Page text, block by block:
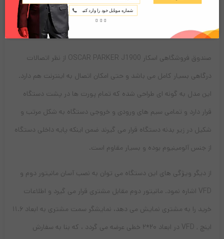
POSReady2009 / POSReady7 / Win8.1 Industry / Winxp /
Win7 / Win8.1 / Linux و انواع نرم افزاری حسابداری را نصب کرد.
صندوق فروشگاهی اسکار OSCAR PARKER J1900 از نظر اتصالات
درگاهی بسیار کامل می باشد و حتی امکان اتصال به اینترنت هم دارد.
این مدل به گونه ای طراحی شده که تمام پورت ها در پشت دستگاه
قرار دارد و تمامی سیم های ورودی و خروجی دستگاه به شکل مرتب و
شکیل در زیر بدنه دستگاه قرار می گیرند ضمن اینکه پایه داخلی دستگاه
از جنس آلومینیوم بوده و بسیار مقاوم است.
از دیگر ویژگی های این دستگاه می توان به نصب آسان مانیتور دوم و
VFD اشاره نمود. مانیتور دوم مقابل مشتری قرار می گیرد و اطلاعات
خرید را به مشتری نمایش می دهد، نمایشگر سمت مشتری به ابعاد ۱۱.۶
اینچ , VFD در ابعاد ۲۰*۲ خطی عرضه می گردد ، که بنا به سفارش